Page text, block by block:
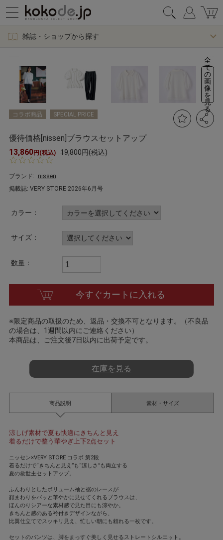
雑誌・ショップから探す
全
て
の
画
像
を
見
る
コラボ商品 SPECIAL PRICE
優待価格[nissen]ブラウスセットアップ
13,860円(税込) 19,800円(税込)
0.
s
t
a
ブランド:
nissen
掲載誌: VERY STORE 2026年6月号
カラー：
サイズ：
数量：
今すぐカートに入れる
※限定商品の取扱のため、返品・交換不可となります。（不良品
の場合は、1週間以内にご連絡ください）
本商品は、ご注文後7日以内に出荷予定です。
在庫を見る
商品説明
涼しげ素材で夏も快適にきちんと見え
着るだけで整う華やぎ上下2点セット
ニッセン×VERY STORE コラボ 第2段
着るだけで“きちんと見え”も“涼しさ”も両立する
夏の救世主セットアップ。
ふんわりとしたボリューム袖と裾のレースが
顔まわりをパッと華やかに見せてくれるブラウスは、
ほんのりシアーな素材感で見た目にも涼やか。
きちんと感のある衿付きデザインながら、
比翼仕立てでスッキリ見え、忙しい朝にも頼れる一枚です。
セットのパンツは、脚をまっすぐ美しく見せるストレートシルエット。
素材・サイズ